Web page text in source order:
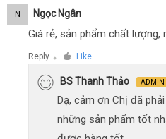
N Ngọc Ngân
Giá rẻ, sản phẩm chất lượng,
Reply ● Like
BS Thanh Thảo ADMIN
Dạ, cảm ơn Chị đã
những sản phẩm tốt